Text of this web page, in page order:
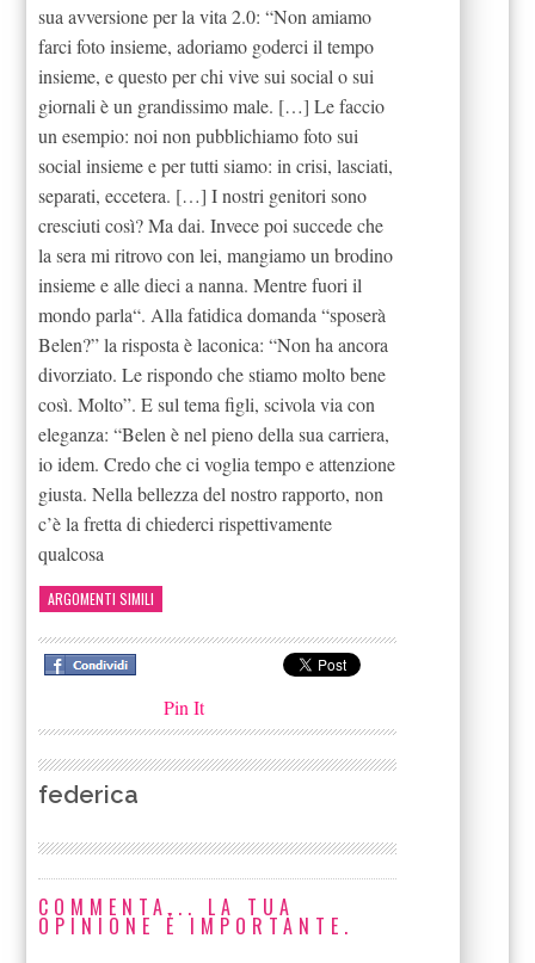
sua avversione per la vita 2.0: “Non amiamo
farci foto insieme, adoriamo goderci il tempo
insieme, e questo per chi vive sui social o sui
giornali è un grandissimo male. […] Le faccio
un esempio: noi non pubblichiamo foto sui
social insieme e per tutti siamo: in crisi, lasciati,
separati, eccetera. […] I nostri genitori sono
cresciuti così? Ma dai. Invece poi succede che
la sera mi ritrovo con lei, mangiamo un brodino
insieme e alle dieci a nanna. Mentre fuori il
mondo parla“. Alla fatidica domanda “sposerà
Belen?” la risposta è laconica: “Non ha ancora
divorziato. Le rispondo che stiamo molto bene
così. Molto”. E sul tema figli, scivola via con
eleganza: “Belen è nel pieno della sua carriera,
io idem. Credo che ci voglia tempo e attenzione
giusta. Nella bellezza del nostro rapporto, non
c’è la fretta di chiederci rispettivamente
qualcosa
ARGOMENTI SIMILI
Pin It
federica
COMMENTA... LA TUA
OPINIONE È IMPORTANTE.